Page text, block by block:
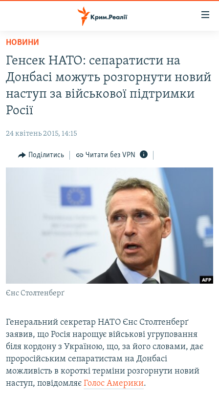
Перейти
основного
матеріалу
до
основної
Перейти
пошуку
ВОДА.КРИМ
ПОЛІТИКА
ІНТЕРВ'Ю
СВІДЧЕННЯ ОКУПАЦІЇ
ЯК ОБІЙТИ БЛОКУВАННЯ
Усі сайти RFE/RL
НОВИНИ
Генсек НАТО: сепаратисти на
Донбасі можуть розгорнути новий
наступ за військової підтримки
Росії
24 квітень 2015, 14:15
Поділитись Читати без VPN
Єнс Столтенберґ
Генеральний секретар НАТО Єнс Столтенберґ
заявив, що Росія нарощує військові угруповання
біля кордону з Україною, що, за його словами, дає
проросійським сепаратистам на Донбасі
можливість в короткі терміни розгорнути новий
наступ, повідомляє Голос Америки.